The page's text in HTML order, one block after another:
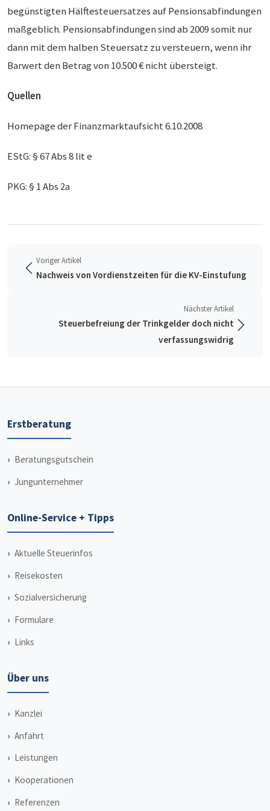
begünstigten Hälftesteuersatzes auf Pensionsabfindungen
maßgeblich. Pensionsabfindungen sind ab 2009 somit nur
dann mit dem halben Steuersatz zu versteuern, wenn ihr
Barwert den Betrag von 10.500 € nicht übersteigt.
Quellen
Homepage der Finanzmarktaufsicht 6.10.2008
EStG: § 67 Abs 8 lit e
PKG: § 1 Abs 2a
Voriger Artikel
Nachweis von Vordienstzeiten für die KV-Einstufung
Nächster Artikel
Steuerbefreiung der Trinkgelder doch nicht
verfassungswidrig
Erstberatung
Beratungsgutschein
Jungunternehmer
Online-Service + Tipps
Aktuelle Steuerinfos
Reisekosten
Sozialversicherung
Formulare
Links
Über uns
Kanzlei
Anfahrt
Leistungen
Kooperationen
Referenzen